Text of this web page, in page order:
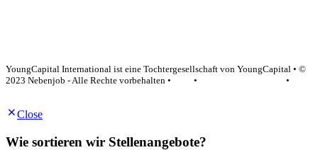
YoungCapital International ist eine Tochtergesellschaft von YoungCapital • ©
2023 Nebenjob - Alle Rechte vorbehalten •
•
•
Close
Wie sortieren wir Stellenangebote?